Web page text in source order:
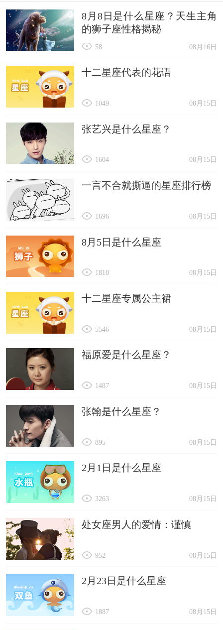
8月8日是什么星座？天生主角
的狮子座性格揭秘
08月16日
58
十二星座代表的花语
08月15日
1049
张艺兴是什么星座？
08月15日
1604
一言不合就撕逼的星座排行榜
08月15日
1696
8月5日是什么星座
08月15日
1810
十二星座专属公主裙
08月15日
5546
福原爱是什么星座？
08月15日
1487
张翰是什么星座？
08月15日
895
2月1日是什么星座
08月15日
3263
处女座男人的爱情：谨慎
08月15日
952
2月23日是什么星座
08月15日
1887